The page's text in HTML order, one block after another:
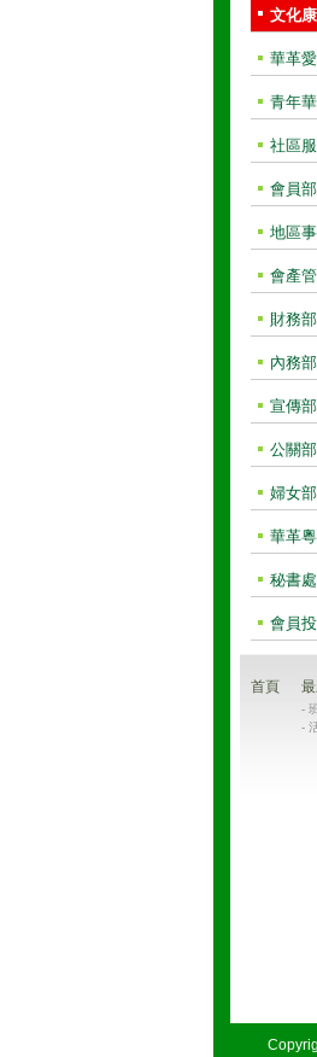
文化
華革
青年
社區
會員部
地區
會產
財務部
內務部
宣傳部
公關部
婦女部
華革
秘書處
會員
首頁
-
-